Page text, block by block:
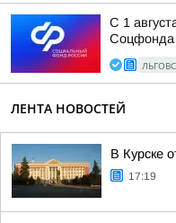
С 1
Соцфонда
ЛЕНТА НОВОСТЕЙ
В Курске
17:19